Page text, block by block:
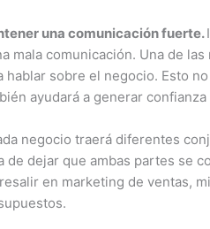
una comunicación fuerte.
mala comunicación. Una de
hablar sobre el negocio. Esto
ayudará a generar
negocio traerá diferentes
de dejar que ambas partes se
en marketing de ventas,